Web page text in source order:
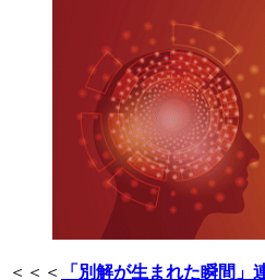
＜＜＜ 「別解が生まれた瞬間」